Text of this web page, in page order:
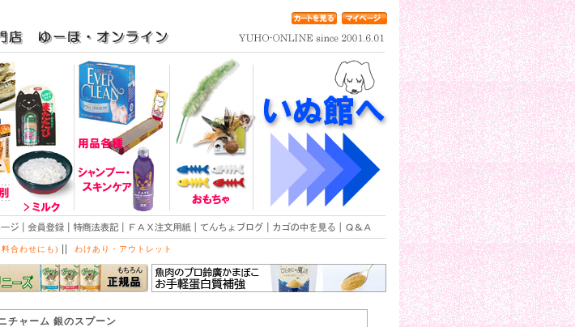
合わせにも) || わけあり・アウトレット
チャーム 銀のスプーン